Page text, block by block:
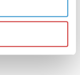
Medicin,
muligheder, man